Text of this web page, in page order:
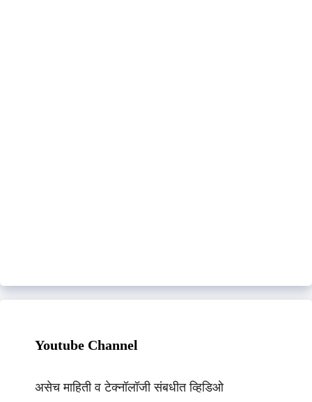
Youtube Channel
असेच माहिती व टेक्नॉलॉजी संबधीत व्हिडिओ